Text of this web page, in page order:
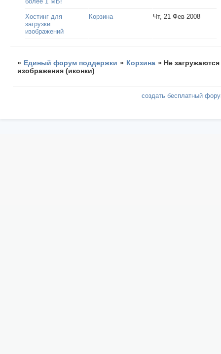
Хостинг для
загрузки
изображений
Корзина Чт, 21 Фев 2008
» Единый форум поддержки » Корзина » Не загружаются
изображения (иконки)
создать бесплатный